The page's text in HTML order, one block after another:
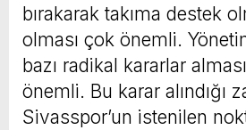
bırakarak takıma destek
olması çok önemli.
bazı radikal kararlar
önemli. Bu karar alındığı
Sivasspor’un istenilen